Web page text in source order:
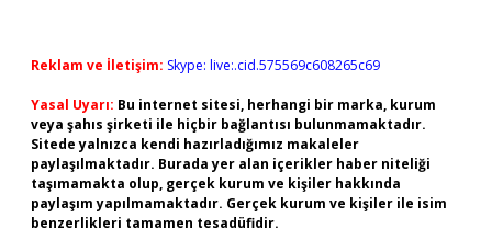
Reklam ve İletişim: Skype: live:.cid.575569c608265c69
Yasal Uyarı: Bu internet sitesi, herhangi bir marka, kurum
veya şahıs şirketi ile hiçbir bağlantısı bulunmamaktadır.
Sitede yalnızca kendi hazırladığımız makaleler
paylaşılmaktadır. Burada yer alan içerikler haber niteliği
taşımamakta olup, gerçek kurum ve kişiler hakkında
paylaşım yapılmamaktadır. Gerçek kurum ve kişiler ile isim
benzerlikleri tamamen tesadüfidir.